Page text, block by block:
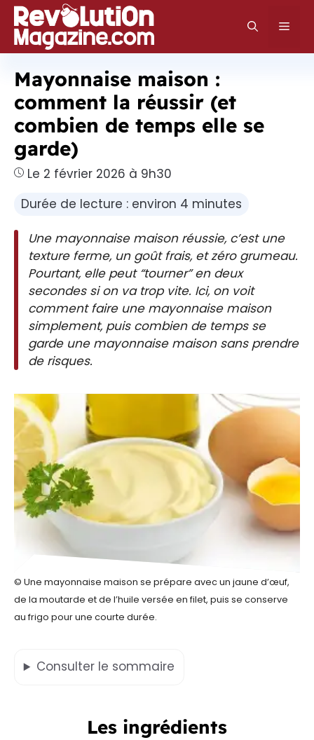
Aller
au
contenu
Mayonnaise maison :
comment la réussir (et
combien de temps elle se
garde)
Le 2 février 2026 à 9h30
Durée de lecture : environ 4 minutes
Une mayonnaise maison réussie, c’est une
texture ferme, un goût frais, et zéro grumeau.
Pourtant, elle peut “tourner” en deux
secondes si on va trop vite. Ici, on voit
comment faire une mayonnaise maison
simplement, puis combien de temps se
garde une mayonnaise maison sans prendre
de risques.
© Une mayonnaise maison se prépare avec un jaune d’œuf,
de la moutarde et de l’huile versée en filet, puis se conserve
au frigo pour une courte durée.
Consulter le sommaire
Les ingrédients